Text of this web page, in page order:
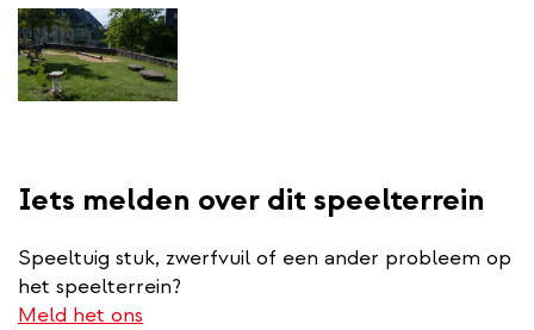
Iets melden over dit speelterrein
Speeltuig stuk, zwerfvuil of een ander probleem op
het speelterrein?
Meld het ons